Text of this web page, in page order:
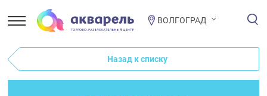
ВОЛГОГРАД
Назад к списку